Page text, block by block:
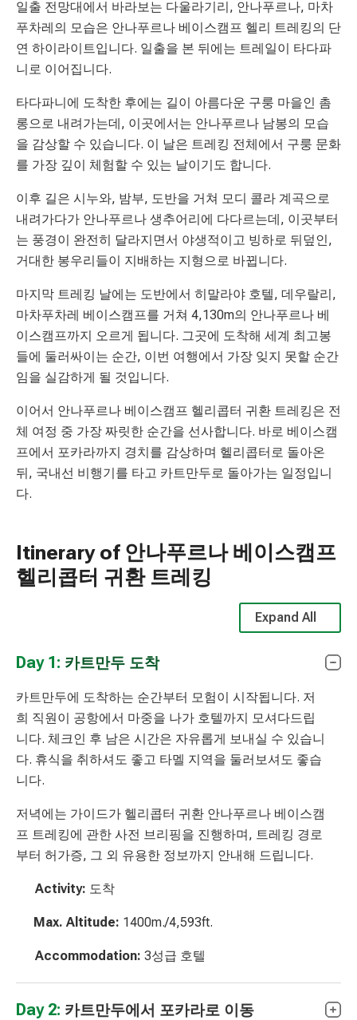
일출 전망대에서 바라보는 다울라기리, 안나푸르나, 마차
푸차레의 모습은 안나푸르나 베이스캠프 헬리 트레킹의 단
연 하이라이트입니다. 일출을 본 뒤에는 트레일이 타다파
니로 이어집니다.
타다파니에 도착한 후에는 길이 아름다운 구룽 마을인 촘
롱으로 내려가는데, 이곳에서는 안나푸르나 남봉의 모습
을 감상할 수 있습니다. 이 날은 트레킹 전체에서 구룽 문화
를 가장 깊이 체험할 수 있는 날이기도 합니다.
이후 길은 시누와, 밤부, 도반을 거쳐 모디 콜라 계곡으로
내려가다가 안나푸르나 생추어리에 다다르는데, 이곳부터
는 풍경이 완전히 달라지면서 야생적이고 빙하로 뒤덮인,
거대한 봉우리들이 지배하는 지형으로 바뀝니다.
마지막 트레킹 날에는 도반에서 히말라야 호텔, 데우랄리,
마차푸차레 베이스캠프를 거쳐 4,130m의 안나푸르나 베
이스캠프까지 오르게 됩니다. 그곳에 도착해 세계 최고봉
들에 둘러싸이는 순간, 이번 여행에서 가장 잊지 못할 순간
임을 실감하게 될 것입니다.
이어서 안나푸르나 베이스캠프 헬리콥터 귀환 트레킹은 전
체 여정 중 가장 짜릿한 순간을 선사합니다. 바로 베이스캠
프에서 포카라까지 경치를 감상하며 헬리콥터로 돌아온
뒤, 국내선 비행기를 타고 카트만두로 돌아가는 일정입니
다.
Itinerary of 안나푸르나 베이스캠프
헬리콥터 귀환 트레킹
Expand All
Day 1: 카트만두 도착
카트만두에 도착하는 순간부터 모험이 시작됩니다. 저
희 직원이 공항에서 마중을 나가 호텔까지 모셔다드립
니다. 체크인 후 남은 시간은 자유롭게 보내실 수 있습니
다. 휴식을 취하셔도 좋고 타멜 지역을 둘러보셔도 좋습
니다.
저녁에는 가이드가 헬리콥터 귀환 안나푸르나 베이스캠
프 트레킹에 관한 사전 브리핑을 진행하며, 트레킹 경로
부터 허가증, 그 외 유용한 정보까지 안내해 드립니다.
Activity: 도착
Max. Altitude: 1400m./4,593ft.
Accommodation: 3성급 호텔
Day 2: 카트만두에서 포카라로 이동